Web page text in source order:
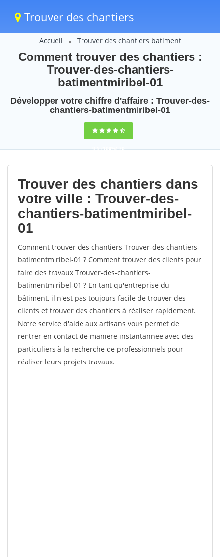
Trouver des chantiers
Accueil Trouver des chantiers batiment
Comment trouver des chantiers :
Trouver-des-chantiers-
batimentmiribel-01
Développer votre chiffre d'affaire : Trouver-des-
chantiers-batimentmiribel-01
9,5(100%)70
votes
Trouver des chantiers dans
votre ville : Trouver-des-
chantiers-batimentmiribel-
01
Comment trouver des chantiers Trouver-des-chantiers-
batimentmiribel-01 ? Comment trouver des clients pour
faire des travaux Trouver-des-chantiers-
batimentmiribel-01 ? En tant qu'entreprise du
bâtiment, il n'est pas toujours facile de trouver des
clients et trouver des chantiers à réaliser rapidement.
Notre service d'aide aux artisans vous permet de
rentrer en contact de manière instantannée avec des
particuliers à la recherche de professionnels pour
réaliser leurs projets travaux.